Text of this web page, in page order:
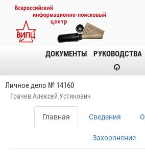
ДОКУМЕНТЫ РУКОВОДСТВА
Личное дело № 14160
Грачев Алексей Устинович
Главная Сведения
Захоронение